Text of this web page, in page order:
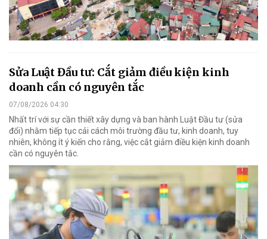
Sửa Luật Đầu tư: Cắt giảm điều kiện kinh
doanh cần có nguyên tắc
07/08/2026 04:30
Nhất trí với sự cần thiết xây dựng và ban hành Luật Đầu tư (sửa
đổi) nhằm tiếp tục cải cách môi trường đầu tư, kinh doanh, tuy
nhiên, không ít ý kiến cho rằng, việc cắt giảm điều kiện kinh doanh
cần có nguyên tắc.